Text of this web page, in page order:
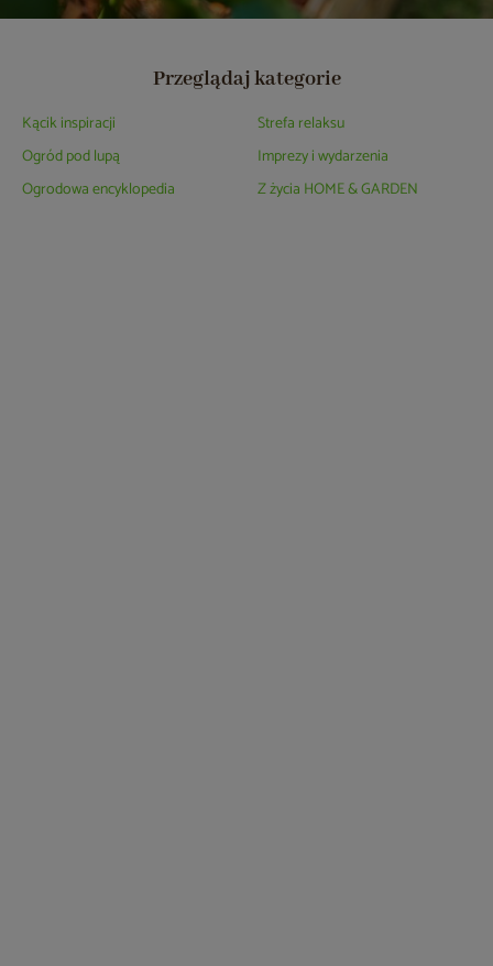
Przeglądaj kategorie
Kącik inspiracji
Ogród pod lupą
Ogrodowa encyklopedia
Strefa relaksu
Imprezy i wydarzenia
Z życia HOME & GARDEN